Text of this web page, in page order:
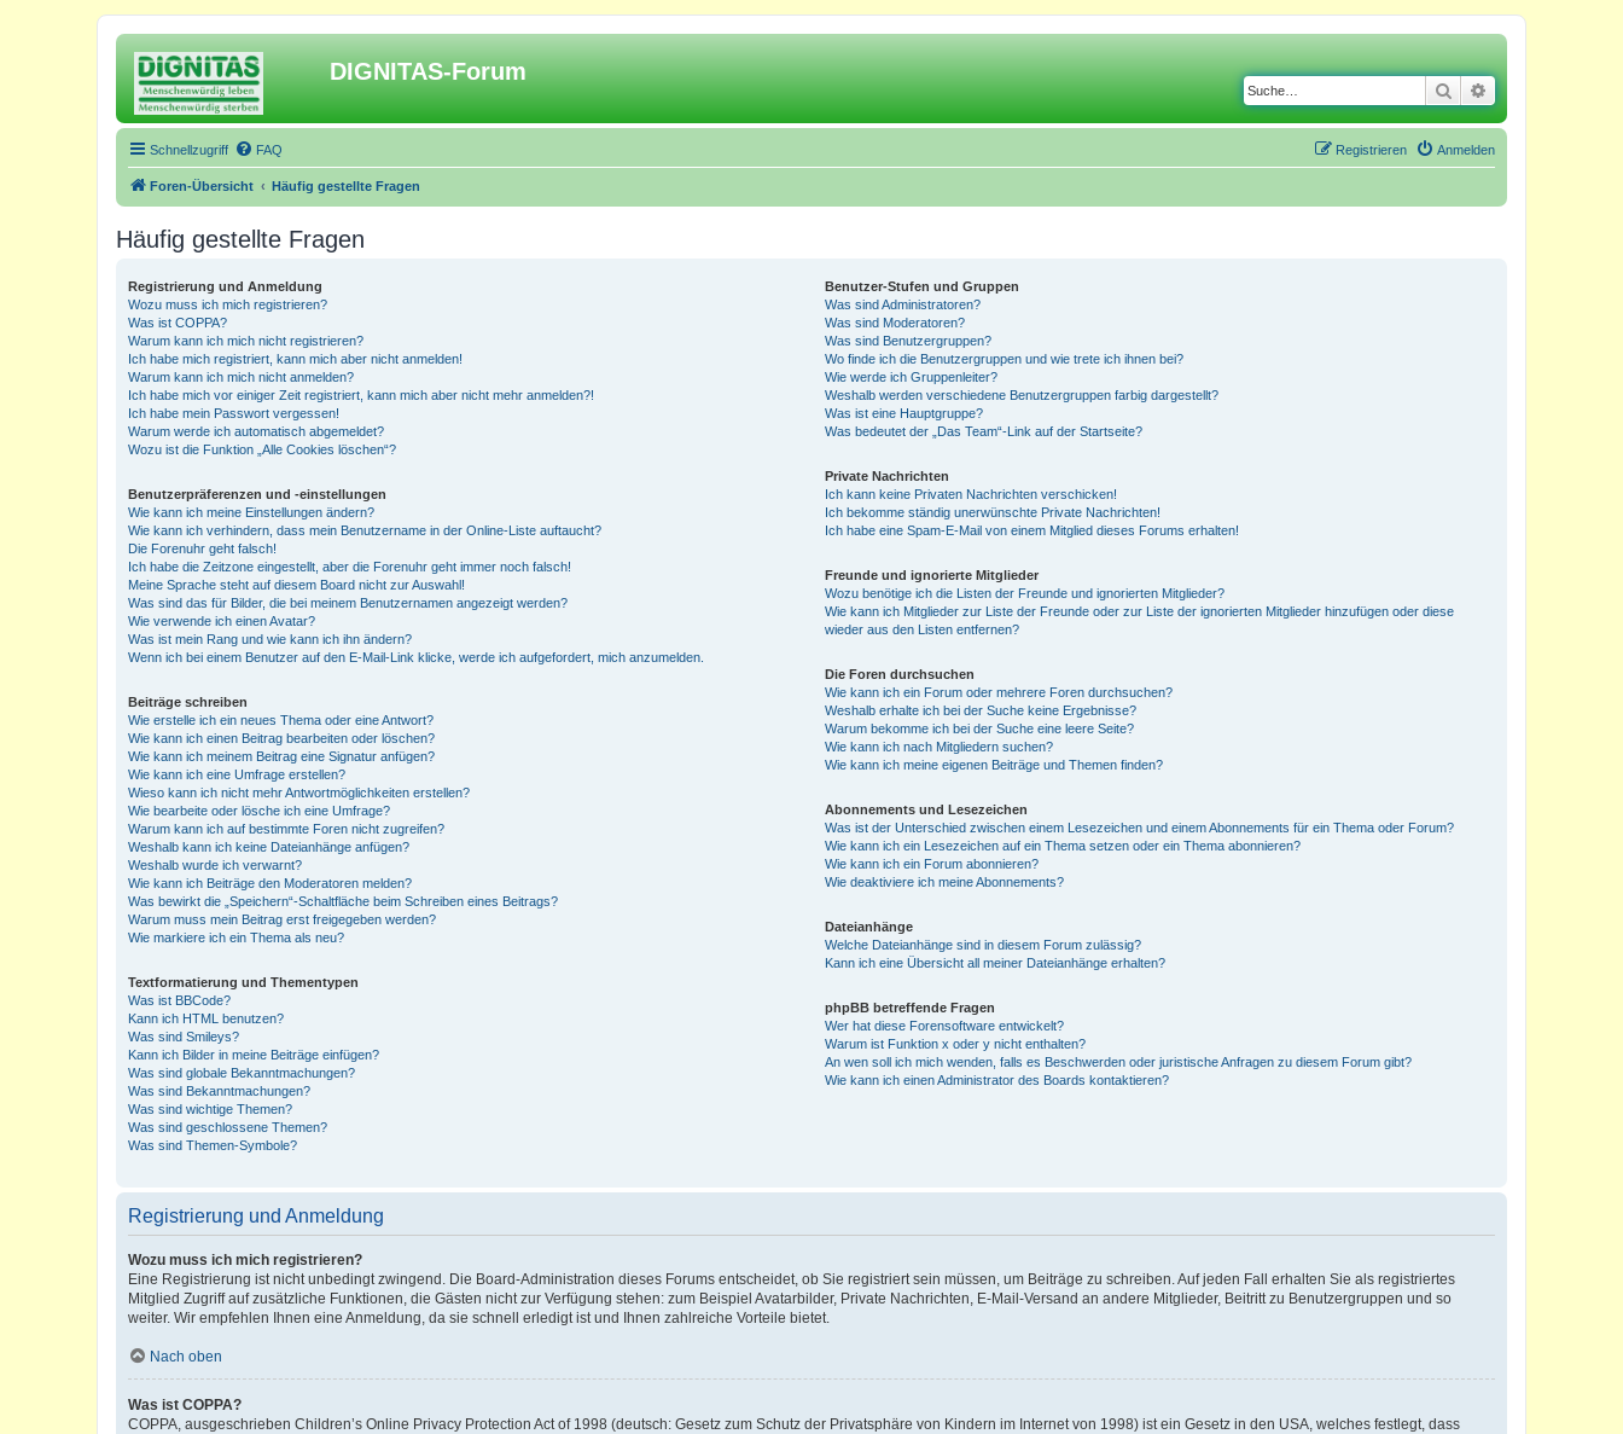
DIGNITAS-Forum
Suche
Schnellzugriff FAQ Anmelden
Registrieren
Foren-Übersicht Häufig gestellte Fragen
Häufig gestellte Fragen
Registrierung und Anmeldung
Wozu muss ich mich registrieren?
Was ist COPPA?
Warum kann ich mich nicht registrieren?
Ich habe mich registriert, kann mich aber nicht anmelden!
Warum kann ich mich nicht anmelden?
Ich habe mich vor einiger Zeit registriert, kann mich aber nicht mehr anmelden?!
Ich habe mein Passwort vergessen!
Warum werde ich automatisch abgemeldet?
Wozu ist die Funktion „Alle Cookies löschen“?
Benutzerpräferenzen und -einstellungen
Wie kann ich meine Einstellungen ändern?
Wie kann ich verhindern, dass mein Benutzername in der Online-Liste auftaucht?
Die Forenuhr geht falsch!
Ich habe die Zeitzone eingestellt, aber die Forenuhr geht immer noch falsch!
Meine Sprache steht auf diesem Board nicht zur Auswahl!
Was sind das für Bilder, die bei meinem Benutzernamen angezeigt werden?
Wie verwende ich einen Avatar?
Was ist mein Rang und wie kann ich ihn ändern?
Wenn ich bei einem Benutzer auf den E-Mail-Link klicke, werde ich aufgefordert, mich anzumelden.
Beiträge schreiben
Wie erstelle ich ein neues Thema oder eine Antwort?
Wie kann ich einen Beitrag bearbeiten oder löschen?
Wie kann ich meinem Beitrag eine Signatur anfügen?
Wie kann ich eine Umfrage erstellen?
Wieso kann ich nicht mehr Antwortmöglichkeiten erstellen?
Wie bearbeite oder lösche ich eine Umfrage?
Warum kann ich auf bestimmte Foren nicht zugreifen?
Weshalb kann ich keine Dateianhänge anfügen?
Weshalb wurde ich verwarnt?
Wie kann ich Beiträge den Moderatoren melden?
Was bewirkt die „Speichern“-Schaltfläche beim Schreiben eines Beitrags?
Warum muss mein Beitrag erst freigegeben werden?
Wie markiere ich ein Thema als neu?
Textformatierung und Thementypen
Was ist BBCode?
Kann ich HTML benutzen?
Was sind Smileys?
Kann ich Bilder in meine Beiträge einfügen?
Was sind globale Bekanntmachungen?
Was sind Bekanntmachungen?
Was sind wichtige Themen?
Was sind geschlossene Themen?
Was sind Themen-Symbole?
Benutzer-Stufen und Gruppen
Was sind Administratoren?
Was sind Moderatoren?
Was sind Benutzergruppen?
Wo finde ich die Benutzergruppen und wie trete ich ihnen bei?
Wie werde ich Gruppenleiter?
Weshalb werden verschiedene Benutzergruppen farbig dargestellt?
Was ist eine Hauptgruppe?
Was bedeutet der „Das Team“-Link auf der Startseite?
Private Nachrichten
Ich kann keine Privaten Nachrichten verschicken!
Ich bekomme ständig unerwünschte Private Nachrichten!
Ich habe eine Spam-E-Mail von einem Mitglied dieses Forums erhalten!
Freunde und ignorierte Mitglieder
Wozu benötige ich die Listen der Freunde und ignorierten Mitglieder?
Wie kann ich Mitglieder zur Liste der Freunde oder zur Liste der ignorierten Mitglieder hinzufügen oder diese
wieder aus den Listen entfernen?
Die Foren durchsuchen
Wie kann ich ein Forum oder mehrere Foren durchsuchen?
Weshalb erhalte ich bei der Suche keine Ergebnisse?
Warum bekomme ich bei der Suche eine leere Seite?
Wie kann ich nach Mitgliedern suchen?
Wie kann ich meine eigenen Beiträge und Themen finden?
Abonnements und Lesezeichen
Was ist der Unterschied zwischen einem Lesezeichen und einem Abonnements für ein Thema oder Forum?
Wie kann ich ein Lesezeichen auf ein Thema setzen oder ein Thema abonnieren?
Wie kann ich ein Forum abonnieren?
Wie deaktiviere ich meine Abonnements?
Dateianhänge
Welche Dateianhänge sind in diesem Forum zulässig?
Kann ich eine Übersicht all meiner Dateianhänge erhalten?
phpBB betreffende Fragen
Wer hat diese Forensoftware entwickelt?
Warum ist Funktion x oder y nicht enthalten?
An wen soll ich mich wenden, falls es Beschwerden oder juristische Anfragen zu diesem Forum gibt?
Wie kann ich einen Administrator des Boards kontaktieren?
Registrierung und Anmeldung
Wozu muss ich mich registrieren?
Eine Registrierung ist nicht unbedingt zwingend. Die Board-Administration dieses Forums entscheidet, ob Sie registriert sein müssen, um Beiträge zu schreiben. Auf jeden Fall erhalten Sie als registriertes
Mitglied Zugriff auf zusätzliche Funktionen, die Gästen nicht zur Verfügung stehen: zum Beispiel Avatarbilder, Private Nachrichten, E-Mail-Versand an andere Mitglieder, Beitritt zu Benutzergruppen und so
weiter. Wir empfehlen Ihnen eine Anmeldung, da sie schnell erledigt ist und Ihnen zahlreiche Vorteile bietet.
Nach oben
Was ist COPPA?
COPPA, ausgeschrieben Children’s Online Privacy Protection Act of 1998 (deutsch: Gesetz zum Schutz der Privatsphäre von Kindern im Internet von 1998) ist ein Gesetz in den USA, welches festlegt, dass